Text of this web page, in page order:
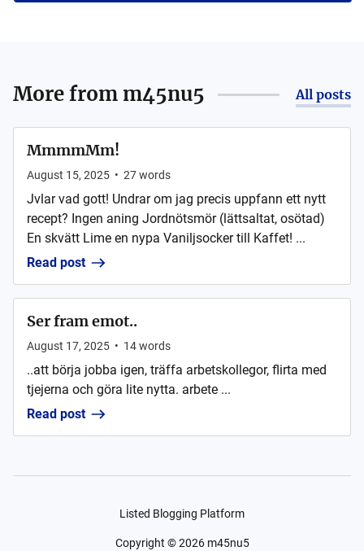
More from m45nu5 All posts
MmmmMm!
August 15, 2025 • 27words
Jvlar vad gott! Undrar om jag precis uppfann ett nytt
recept? Ingen aning Jordnötsmör (lättsaltat, osötad)
En skvätt Lime en nypa Vaniljsocker till Kaffet! ...
Read post
Ser fram emot..
August 17, 2025 • 14words
..att börja jobba igen, träffa arbetskollegor, flirta med
tjejerna och göra lite nytta. arbete ...
Read post
Listed Blogging Platform
Copyright ©2026 m45nu5